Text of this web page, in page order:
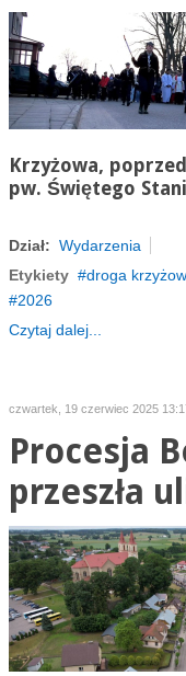
Krzyżowa,
pw. Świętego
Dział: Wydarzenia
Etykiety
droga
2026
Czytaj dalej...
czwartek, 19 czerwiec 2025
Procesja
przeszła